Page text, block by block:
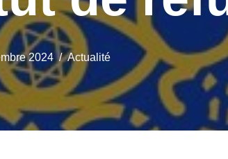
2024 Actualité